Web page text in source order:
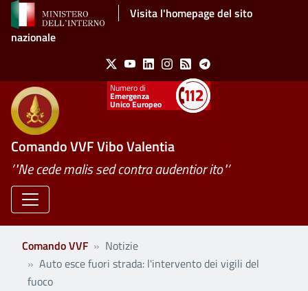
Salta al contenuto principaleVisita l'homepage del sito
nazionale
Social Menu
X YoutubeLinkedinInstagram
Feed Telegram
Emergenza
Unico Europeo
Comando VVF Vibo Valentia
’"Ne cede malis sed contra audentior ito"’
Comando VVF
Notizie
Auto esce fuori strada: l'intervento dei vigili del
fuoco